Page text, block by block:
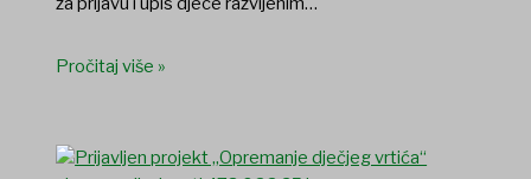
Pročitaj više »